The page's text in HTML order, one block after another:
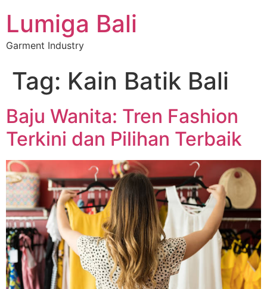
Lumiga Bali
Garment Industry
Tag: Kain Batik Bali
Baju Wanita: Tren Fashion
Terkini dan Pilihan Terbaik